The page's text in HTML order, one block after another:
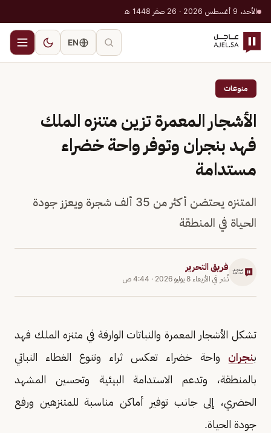
الأحد، 9 أغسطس 2026 · 26 صفر 1448 هـ
EN
منوعات
الأشجار المعمرة تزين متنزه الملك
فهد بنجران وتوفر واحة خضراء
مستدامة
المتنزه يحتضن أكثر من 35 ألف شجرة ويعزز جودة
الحياة في المنطقة
فريق التحرير
نُشر في الأربعاء 8 يوليو 2026 · 4:44 ص
تشكل الأشجار المعمرة والنباتات الوارفة في متنزه الملك فهد
بنجران واحة خضراء تعكس ثراء وتنوع الغطاء النباتي
بالمنطقة، وتدعم الاستدامة البيئية وتحسين المشهد
الحضري، إلى جانب توفير أماكن مناسبة للمتنزهين ورفع
جودة الحياة.